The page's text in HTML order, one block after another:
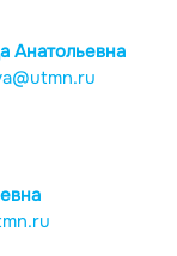
Анатольевна